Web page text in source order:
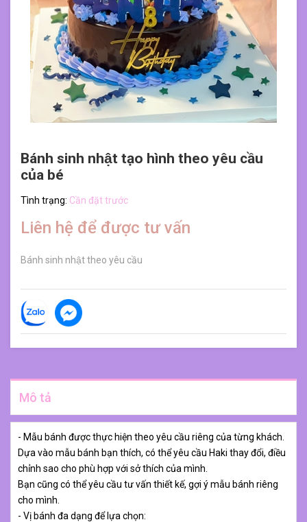
Bánh sinh nhật tạo hình theo yêu cầu
của bé
Tình trạng: Cần đặt trước
Liên hệ để được tư vấn
Bánh sinh nhật theo yêu cầu
Mô tả
- Mẫu bánh được thực hiện theo yêu cầu riêng của từng khách.
Dựa vào mẫu bánh bạn thích, có thể yêu cầu Haki thay đổi, điều
chỉnh sao cho phù hợp với sở thích của mình.
Bạn cũng có thể yêu cầu tư vấn thiết kế, gợi ý mẫu bánh riêng
cho mình.
- Vị bánh đa dạng để lựa chọn: